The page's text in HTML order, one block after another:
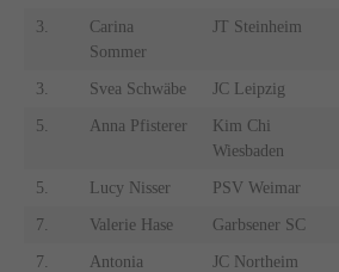
3.
Carina
Sommer
JT Steinheim
3. Svea Schwäbe JC Leipzig
5. Anna Pfisterer
Kim Chi
Wiesbaden
5. Lucy Nisser PSV Weimar
7. Valerie Hase Garbsener SC
7.
Antonia
JC Northeim